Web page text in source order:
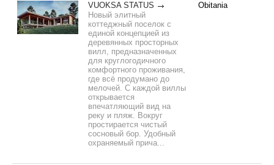
VUOKSA STATUS
Новый элитный
коттеджный поселок с
единой концепцией из
деревянных просторных
вилл, предназначенных
для круглогодичного
комфортного проживания,
где всё продумано до
мелочей. С каждой виллы
открывается
впечатляющий вид на
реку и пляж. Вокруг
простирается чистый
сосновый бор. Удобный
охраняемый прича...
Obitania